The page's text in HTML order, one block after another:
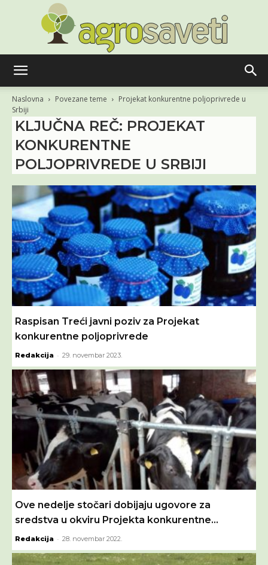
Naslovna Povezane teme
Projekat konkurentne poljoprivrede u
Srbiji
KLJUČNA REČ: PROJEKAT
KONKURENTNE
POLJOPRIVREDE U SRBIJI
Raspisan Treći javni poziv za Projekat
konkurentne poljoprivrede
Redakcija - 29. novembar 2023.
Ove nedelje stočari dobijaju ugovore za
sredstva u okviru Projekta konkurentne...
Redakcija - 28. novembar 2022.